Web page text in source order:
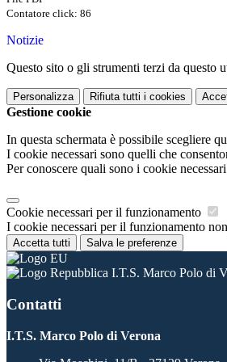
Contatore click: 86
Notizie
Questo sito o gli strumenti terzi da questo
Personalizza Rifiuta tutti i cookies
Gestione cookie
In questa schermata è possibile scegliere
I cookie necessari sono quelli che
Per conoscere quali sono i cookie
Cookie necessari per il funzionamento
I cookie necessari per il funzionamento
Accetta tutti Salva le preferenze
I.T.S. Marco Polo di
Contatti
I.T.S. Marco Polo di Verona